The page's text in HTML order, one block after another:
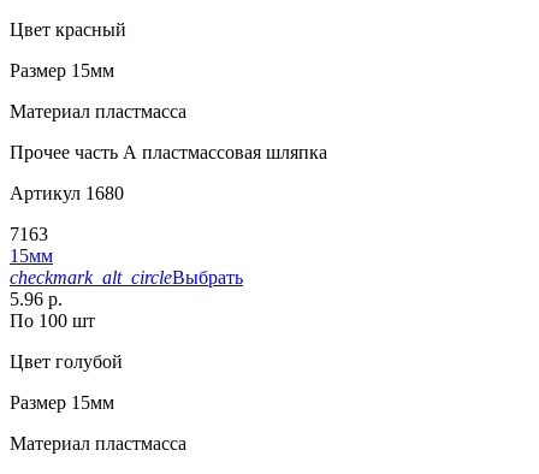
Цвет красный
Размер 15мм
Материал пластмасса
Прочее часть А пластмассовая шляпка
Артикул 1680
7163
15мм
checkmark_alt_circleВыбрать
5.96 р.
По 100 шт
Цвет голубой
Размер 15мм
Материал пластмасса